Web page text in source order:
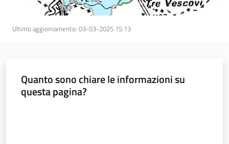
Ultimo aggiornamento: 03-03-2025 15:13
Quanto sono chiare le informazioni su
questa pagina?